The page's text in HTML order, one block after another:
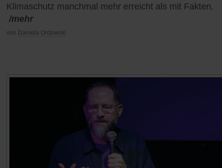
Klimaschutz manchmal mehr erreicht als mit Fakten.
/mehr
von Daniela Ordowski